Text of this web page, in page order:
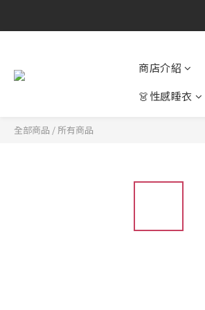
商店介紹
👗性感睡衣
全部商品 / 所有商品